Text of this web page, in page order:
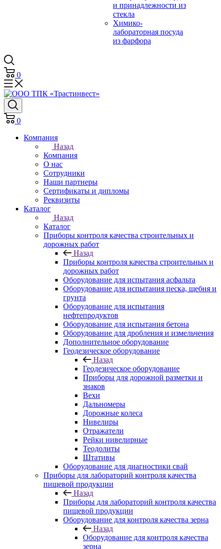
и принадлежности из
стекла
Химико-
лабораторная посуда
из фарфора
0
0
Компания
Назад
Компания
О нас
Сотрудники
Наши партнеры
Сертификаты и дипломы
Реквизиты
Каталог
Назад
Каталог
Приборы контроля качества строительных и
дорожных работ
Назад
Приборы контроля качества строительных и
дорожных работ
Оборудование для испытания асфальта
Оборудование для испытания песка, щебня и
грунта
Оборудование для испытания
нефтепродуктов
Оборудование для испытания бетона
Оборудование для дробления и измельчения
Дополнительное оборудование
Геодезическое оборудование
Назад
Геодезическое оборудование
Приборы для дорожной разметки и
знаков
Вехи
Дальномеры
Дорожные колеса
Нивелиры
Отражатели
Рейки нивелирные
Теодолиты
Штативы
Оборудование для диагностики свай
Приборы для лабораторий контроля качества
пищевой продукции
Назад
Приборы для лабораторий контроля качества
пищевой продукции
Оборудование для контроля качества зерна
Назад
Оборудование для контроля качества
зерна